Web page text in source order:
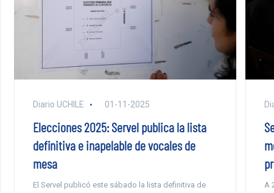
Diario UCHILE 01-11-2025
Elecciones 2025: Servel publica la lista
definitiva e inapelable de vocales de
mesa
El Servel publicó este sábado la lista definitiva de
A